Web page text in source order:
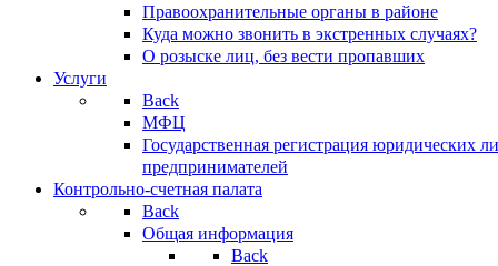
Правоохранительные органы в районе
Куда можно звонить в экстренных случаях?
О розыске лиц, без вести пропавших
Услуги
Back
МФЦ
Государственная регистрация юридических
предпринимателей
Контрольно-счетная палата
Back
Общая информация
Back